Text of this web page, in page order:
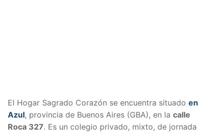
El Hogar Sagrado Corazón se encuentra situado en
Azul, provincia de Buenos Aires (GBA), en la calle
Roca 327. Es un colegio privado, mixto, de jornada